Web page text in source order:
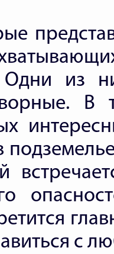
Одни из
В
с